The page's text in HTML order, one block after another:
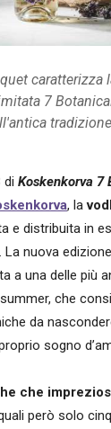
caratterizza
7
di Koskenkorva 7
, la
e distribuita in
. La nuova
a una delle più
che
da
sogno
che
però solo